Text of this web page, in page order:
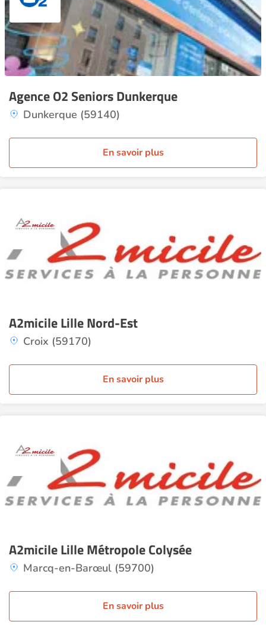
Agence O2 Seniors Dunkerque
Dunkerque (59140)
En savoir plus
A2micile Lille Nord-Est
Croix (59170)
En savoir plus
A2micile Lille Métropole Colysée
Marcq-en-Barœul (59700)
En savoir plus